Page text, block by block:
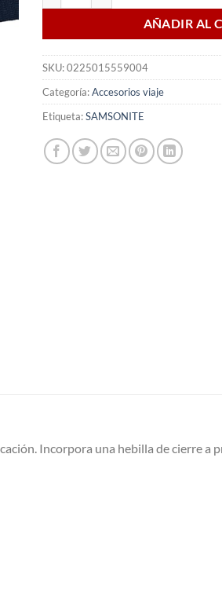
AÑADIR AL
SKU:0225015559004
Categoría:Accesorios viaje
Etiqueta:SAMSONITE
Incorpora una hebilla de cierre a